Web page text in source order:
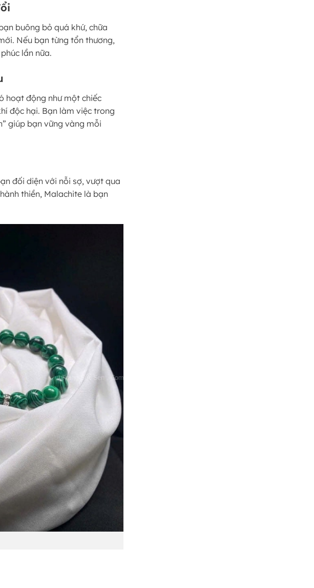
buông bỏ quá khứ, chữa
Nếu bạn từng tổn thương,
lần nữa.
hoạt động như một chiếc
độc hại. Bạn làm việc trong
giúp bạn vững vàng mỗi
đối diện với nỗi sợ, vượt qua
thiền, Malachite là bạn